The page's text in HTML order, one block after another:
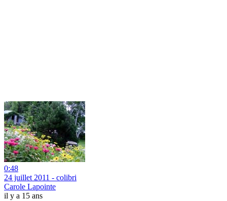
0:48
24 juillet 2011 - colibri
Carole Lapointe
il y a 15 ans